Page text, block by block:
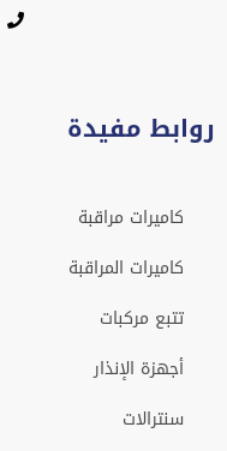
روابط مفيدة
كاميرات مراقبة
كاميرات المراقبة
تتبع مركبات
أجهزة الإنذار
سنترالات